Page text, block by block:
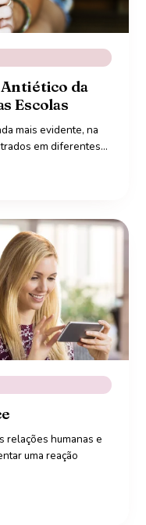
da
Escolas
mais evidente, na
em diferentes…
relações humanas e
uma reação